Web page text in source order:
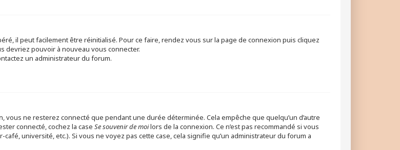
il peut facilement être réinitialisé. Pour ce faire, rendez vous sur la page de connexion puis cliquez
devriez pouvoir à nouveau vous connecter.
un administrateur du forum.
vous ne resterez connecté que pendant une durée déterminée. Cela empêche que quelqu’un d’autre
connecté, cochez la case Se souvenir de moilors de la connexion. Ce n’est pas recommandé si vous
université, etc.). Si vous ne voyez pas cette case, cela signifie qu’un administrateur du forum a